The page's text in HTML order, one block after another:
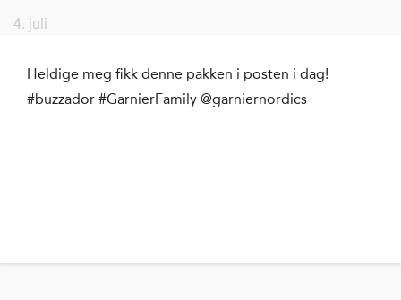
4. juli
Heldige meg fikk denne pakken i posten i dag!
#buzzador #GarnierFamily @garniernordics